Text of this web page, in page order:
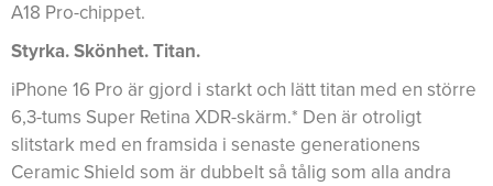
A18 Pro-chippet.
Styrka. Skönhet. Titan.
iPhone 16 Pro är gjord i starkt och lätt titan med en större
6,3-tums Super Retina XDR-skärm.* Den är otroligt
slitstark med en framsida i senaste generationens
Ceramic Shield som är dubbelt så tålig som alla andra